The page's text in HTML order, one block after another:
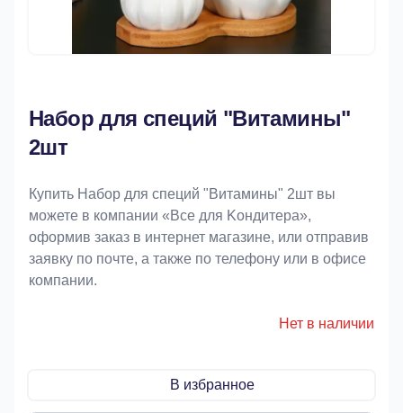
Набор для специй "Витамины"
2шт
Купить Набор для специй "Витамины" 2шт вы
можете в компании «Bce для Koндитeрa»,
оформив заказ в интернет магазине, или отправив
заявку по почте, а также по телефону или в офисе
компании.
Нет в наличии
В избранное